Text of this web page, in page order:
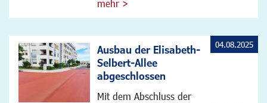
mehr >
Ausbau der Elisabeth-
Selbert-Allee
abgeschlossen
Mit dem Abschluss der
04.08.2025